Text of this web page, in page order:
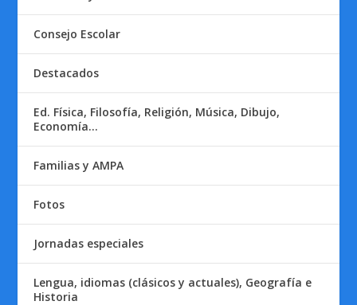
Consejo Escolar
Destacados
Ed. Física, Filosofía, Religión, Música, Dibujo,
Economía…
Familias y AMPA
Fotos
Jornadas especiales
Lengua, idiomas (clásicos y actuales), Geografía e
Historia